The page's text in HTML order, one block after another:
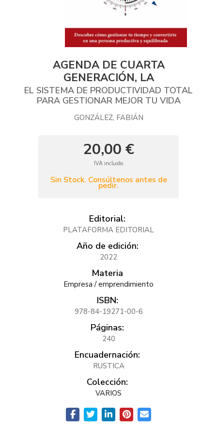
AGENDA DE CUARTA
GENERACIÓN, LA
EL SISTEMA DE PRODUCTIVIDAD TOTAL
PARA GESTIONAR MEJOR TU VIDA
GONZÁLEZ, FABIÁN
20,00 €
IVA incluido
Sin Stock. Consúltenos antes de
pedir.
Editorial:
PLATAFORMA EDITORIAL
Año de edición:
2022
Materia
Empresa / emprendimiento
ISBN:
978-84-19271-00-6
Páginas:
240
Encuadernación:
RUSTICA
Colección:
VARIOS